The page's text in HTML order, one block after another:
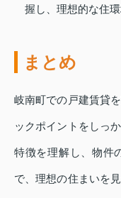
握し、理想的な住
まとめ
岐南町での戸建賃貸
ックポイントをしっ
特徴を理解し、物件
で、理想の住まいを